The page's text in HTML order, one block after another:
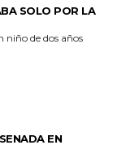
SOLO POR LA
EN